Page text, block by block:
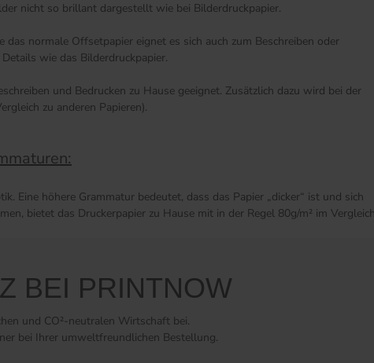
nicht so brillant dargestellt wie bei Bilderdruckpapier.
normale Offsetpapier eignet es sich auch zum Beschreiben oder
wie das Bilderdruckpapier.
und Bedrucken zu Hause geeignet. Zusätzlich dazu wird bei der
zu anderen Papieren).
Eine höhere Grammatur bedeutet, dass das Papier „dicker“ ist und sich
bietet das Druckerpapier zu Hause mit in der Regel 80g/m² im
BEI PRINTNOW
und CO²-neutralen Wirtschaft bei.
bei Ihrer umweltfreundlichen Bestellung.